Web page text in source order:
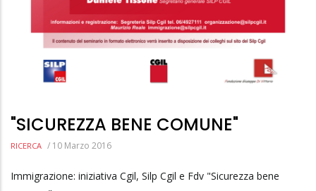
"SICUREZZA BENE COMUNE"
RICERCA / 10 Marzo 2016
Immigrazione: iniziativa Cgil, Silp Cgil e Fdv "Sicurezza bene